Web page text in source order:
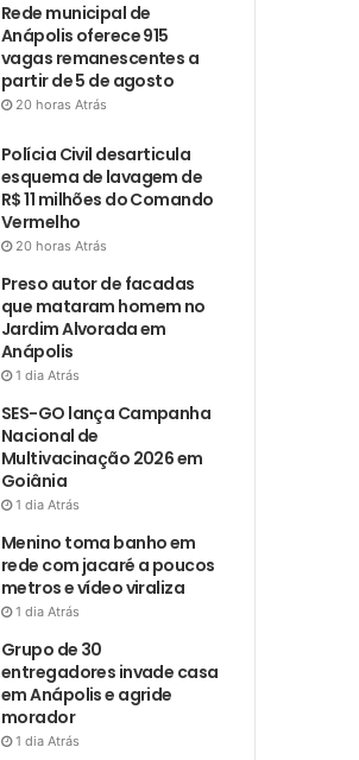
Rede municipal de
Anápolis oferece 915
vagas remanescentes a
partir de 5 de agosto
20 horas Atrás
Polícia Civil desarticula
esquema de lavagem de
R$ 11 milhões do Comando
Vermelho
20 horas Atrás
Preso autor de facadas
que mataram homem no
Jardim Alvorada em
Anápolis
1 dia Atrás
SES-GO lança Campanha
Nacional de
Multivacinação 2026 em
Goiânia
1 dia Atrás
Menino toma banho em
rede com jacaré a poucos
metros e vídeo viraliza
1 dia Atrás
Grupo de 30
entregadores invade casa
em Anápolis e agride
morador
1 dia Atrás